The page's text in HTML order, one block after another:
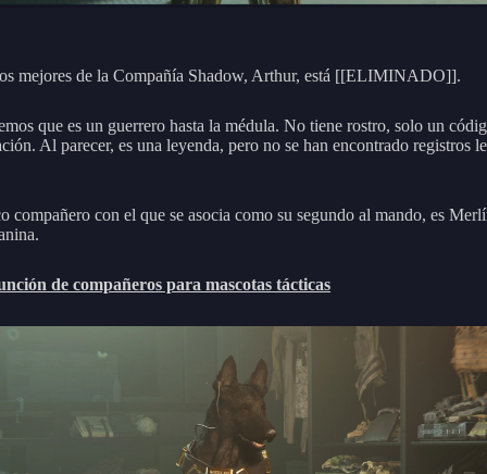
mejores de la Compañía Shadow, Arthur, está [[ELIMINADO]].
que es un guerrero hasta la médula. No tiene rostro, solo un
Al parecer, es una leyenda, pero no se han encontrado registros
compañero con el que se asocia como su segundo al mando, es
de compañeros para mascotas tácticas